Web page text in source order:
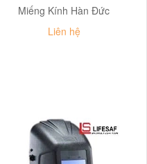
Miếng Kính Hàn Đức
Liên hệ